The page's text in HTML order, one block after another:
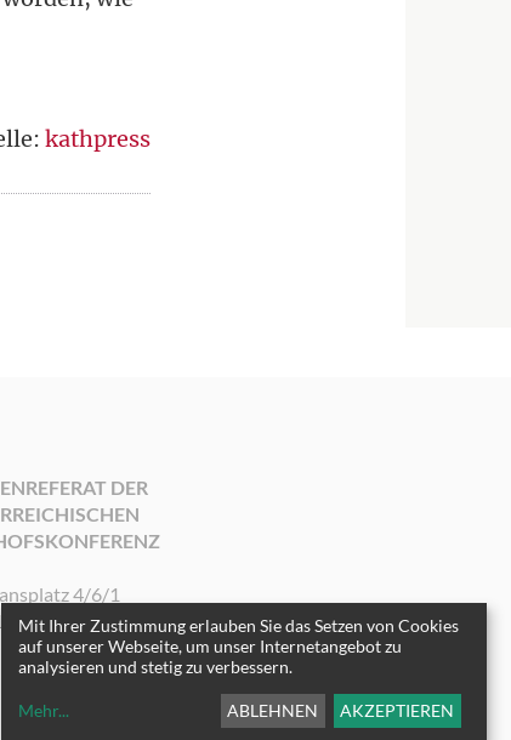
kathpress
DER
4/6/1
Wien
Mit Ihrer Zustimmung erlauben Sie das Setzen von Cookies
auf unserer Webseite, um unser Internetangebot zu
analysieren und stetig zu verbessern.
Mehr... ABLEHNEN AKZEPTIEREN